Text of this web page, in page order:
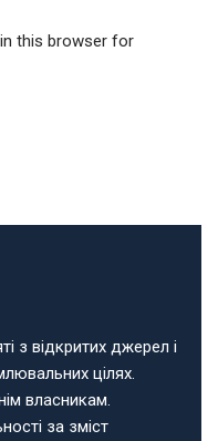
this browser for
з відкритих джерел і
цілях.
власникам.
за зміст